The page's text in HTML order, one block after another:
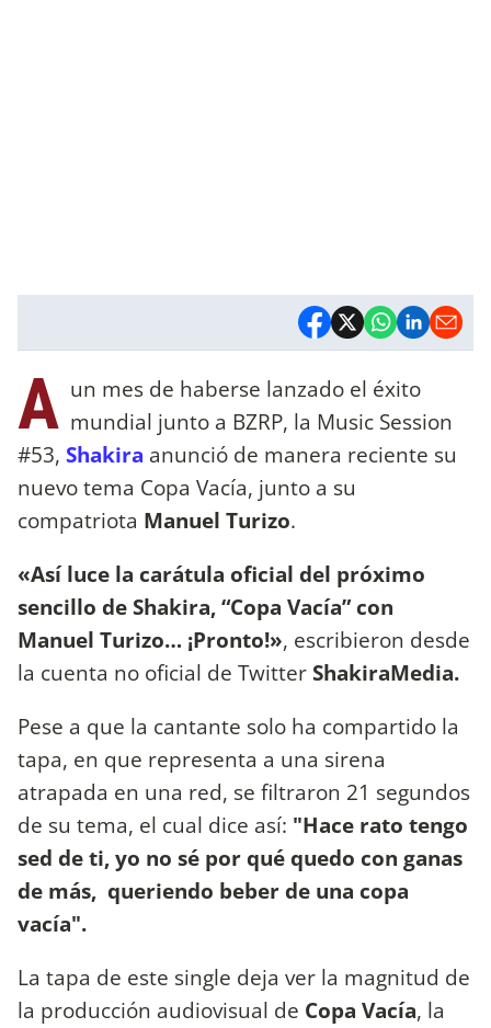
A un mes de haberse lanzado el éxito
mundial junto a BZRP, la Music Session
#53, Shakira anunció de manera reciente su
nuevo tema Copa Vacía, junto a su
compatriota Manuel Turizo.
«Así luce la carátula oficial del próximo
sencillo de Shakira, “Copa Vacía” con
Manuel Turizo… ¡Pronto!», escribieron desde
la cuenta no oficial de TwitterShakiraMedia.
Pese a que la cantante solo ha compartido la
tapa, en que representa a una sirena
atrapada en una red, se filtraron 21 segundos
de su tema, el cual dice así: "Hace rato tengo
sed de ti, yo no sé por qué quedo con ganas
de más, queriendo beber de una copa
vacía".
La tapa de este single deja ver la magnitud de
la producción audiovisual de Copa Vacía, la